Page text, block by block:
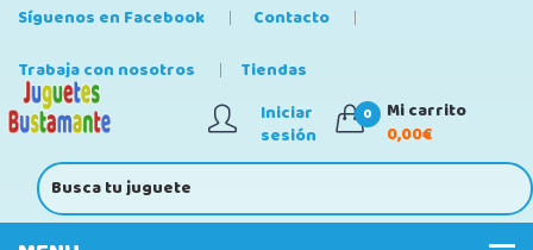
Síguenos en Facebook
Contacto
Trabaja con nosotros
Tiendas
Iniciar
sesión
0
Mi carrito
0,00€